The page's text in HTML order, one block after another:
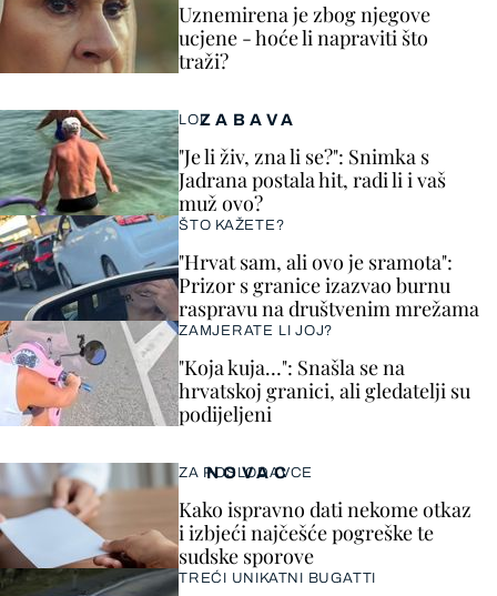
ZABAVA
LOL
"Je li živ, zna li se?": Snimka s
Jadrana postala hit, radi li i vaš
muž ovo?
ŠTO KAŽETE?
"Hrvat sam, ali ovo je sramota":
Prizor s granice izazvao burnu
raspravu na društvenim mrežama
ZAMJERATE LI JOJ?
"Koja kuja…": Snašla se na
hrvatskoj granici, ali gledatelji su
podijeljeni
Uznemirena je zbog njegove
ucjene - hoće li napraviti što
traži?
NOVAC
ZA POSLODAVCE
Kako ispravno dati nekome otkaz
i izbjeći najčešće pogreške te
sudske sporove
TREĆI UNIKATNI BUGATTI